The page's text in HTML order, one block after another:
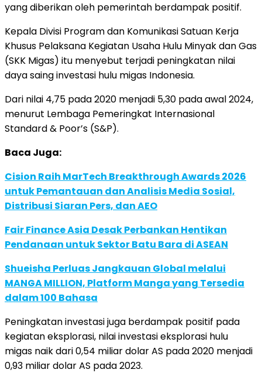
yang diberikan oleh pemerintah berdampak positif.
Kepala Divisi Program dan Komunikasi Satuan Kerja
Khusus Pelaksana Kegiatan Usaha Hulu Minyak dan Gas
(SKK Migas) itu menyebut terjadi peningkatan nilai
daya saing investasi hulu migas Indonesia.
Dari nilai 4,75 pada 2020 menjadi 5,30 pada awal 2024,
menurut Lembaga Pemeringkat Internasional
Standard & Poor’s (S&P).
Baca Juga:
Cision Raih MarTech Breakthrough Awards 2026
untuk Pemantauan dan Analisis Media Sosial,
Distribusi Siaran Pers, dan AEO
Fair Finance Asia Desak Perbankan Hentikan
Pendanaan untuk Sektor Batu Bara di ASEAN
Shueisha Perluas Jangkauan Global melalui
MANGA MILLION, Platform Manga yang Tersedia
dalam 100 Bahasa
Peningkatan investasi juga berdampak positif pada
kegiatan eksplorasi, nilai investasi eksplorasi hulu
migas naik dari 0,54 miliar dolar AS pada 2020 menjadi
0,93 miliar dolar AS pada 2023.